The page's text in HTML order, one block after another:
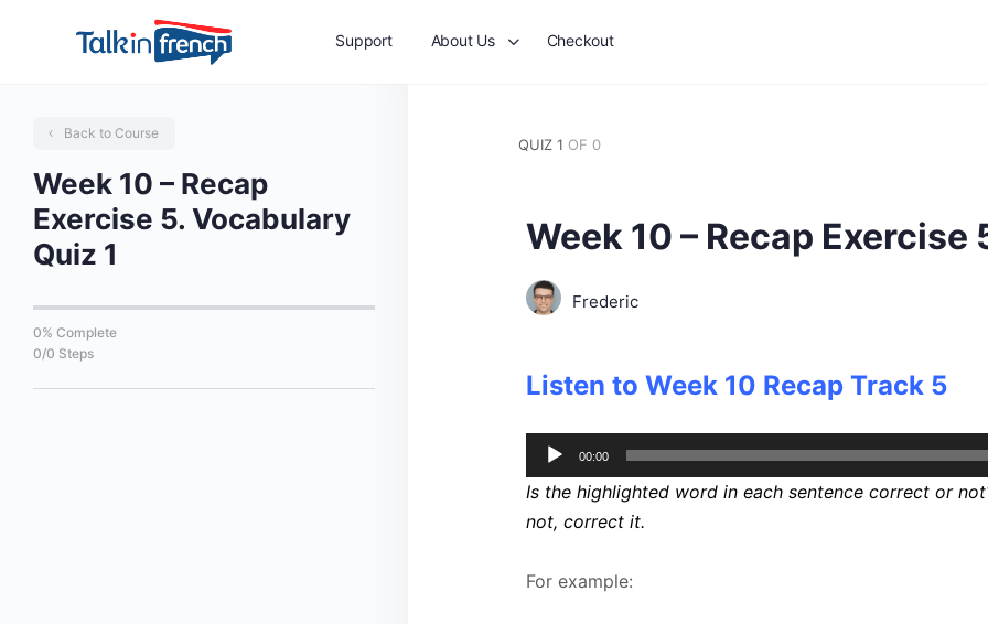
Support About Us Checkout
Back to Course
Week 10 – Recap
Exercise 5. Vocabulary
Quiz 1
0% Complete
0/0 Steps
QUIZ 1 OF 0
Week 10 – Recap Exercise
Frederic
Listen to Week 10 Recap Track 5
Audio
Player
00:00
Is the highlighted word in each sentence correct or
not, correct it.
For example: